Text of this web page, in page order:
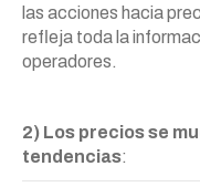
las acciones hacia
refleja toda la
operadores.
2) Los precios se
tendencias: